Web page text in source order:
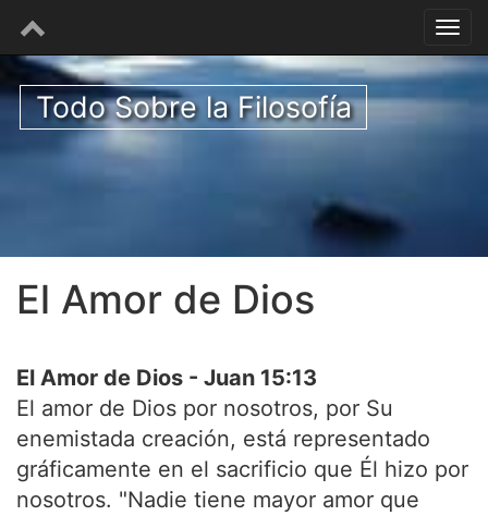
Todo Sobre la Filosofía
El Amor de Dios
El Amor de Dios - Juan 15:13
El amor de Dios por nosotros, por Su
enemistada creación, está representado
gráficamente en el sacrificio que Él hizo por
nosotros. "Nadie tiene mayor amor que